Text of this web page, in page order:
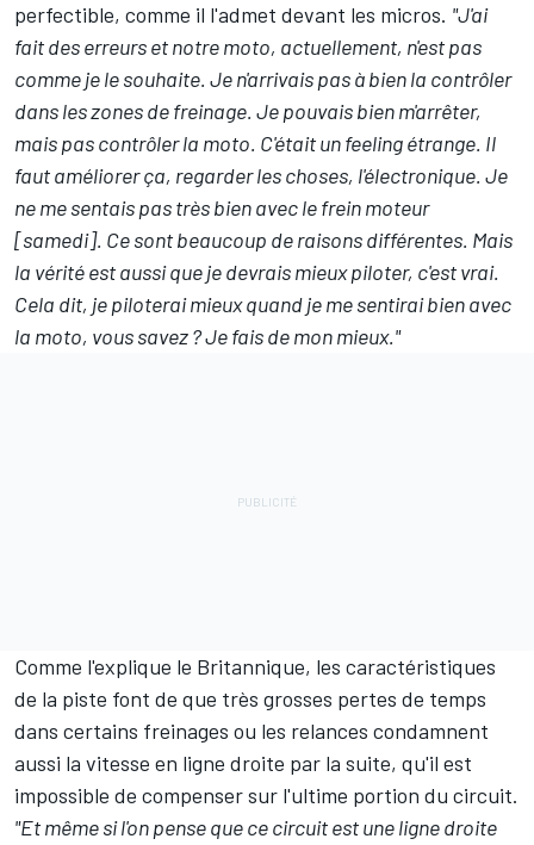
perfectible, comme il l'admet devant les micros. "J'ai
fait des erreurs et notre moto, actuellement, n'est pas
comme je le souhaite. Je n'arrivais pas à bien la contrôler
dans les zones de freinage. Je pouvais bien m'arrêter,
mais pas contrôler la moto. C'était un feeling étrange. Il
faut améliorer ça, regarder les choses, l'électronique. Je
ne me sentais pas très bien avec le frein moteur
[samedi]. Ce sont beaucoup de raisons différentes. Mais
la vérité est aussi que je devrais mieux piloter, c'est vrai.
Cela dit, je piloterai mieux quand je me sentirai bien avec
la moto, vous savez ? Je fais de mon mieux."
Comme l'explique le Britannique, les caractéristiques
de la piste font de que très grosses pertes de temps
dans certains freinages ou les relances condamnent
aussi la vitesse en ligne droite par la suite, qu'il est
impossible de compenser sur l'ultime portion du circuit.
"Et même si l'on pense que ce circuit est une ligne droite